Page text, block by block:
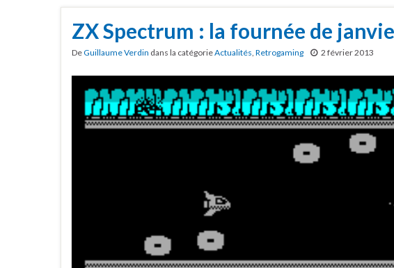
ZX Spectrum : la fournée de
DeGuillaume Verdin dans la catégorieActualités, Retrogaming 2 février 2013